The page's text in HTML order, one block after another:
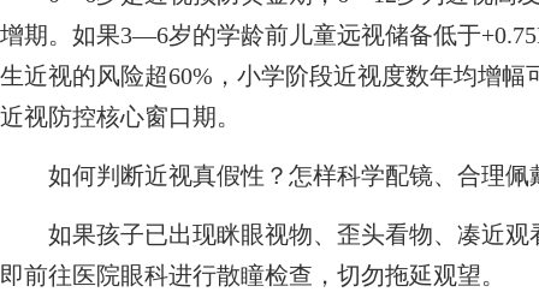
增期。如果3—6岁的学龄前儿童远视储备低于
生近视的风险超60%，小学阶段近视度数年均增
近视防控核心窗口期。
如何判断近视真假性？怎样科学配镜、合理佩
如果孩子已出现眯眼视物、歪头看物、凑近观
即前往医院眼科进行散瞳检查，切勿拖延观望。